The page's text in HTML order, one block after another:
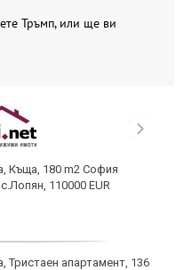
Тръмп, или ще ви
Къща, 180 m2 София
110000 EUR
Тристаен апартамент, 136